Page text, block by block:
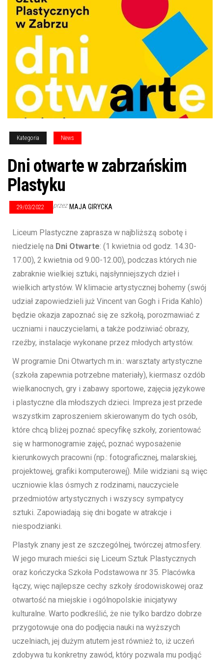
Kategoria News
Dni otwarte w zabrzańskim
Plastyku
29/03/2022 przez MAJA GIRYCKA
Liceum Plastyczne zaprasza w najbliższą sobotę i
niedzielę na Dni Otwarte: (1 kwietnia od godz. 14.30-
17.00), 2 kwietnia od 9.00-12.00), podczas których nie
zabraknie wielkiej sztuki, najsłynniejszych dzieł i
wielkich artystów. W klimacie artystycznej bohemy (swój
udział zapowiedzieli już Vincent van Gogh i Frida Kahlo)
będzie okazja zapoznać się ze szkołą, porozmawiać z
uczniami i nauczycielami, a także podziwiać obrazy,
rzeźby, instalacje wykonane przez młodych artystów.
W programie Dni Otwartych m.in.: warsztaty artystyczne
(szkoła zapewnia potrzebne materiały), kiermasz ozdób
wielkanocnych, gry i zabawy sportowe, zajęcia językowe
i plastyczne dla młodszych dzieci. Impreza jest przede
wszystkim zaproszeniem skierowanym do tych osób,
które chcą bliżej poznać specyfikę szkoły, zorientować
się w harmonogramie zajęć, poznać wyposażenie
kierunkowych pracowni (np.: fotograficznej, malarskiej,
projektowej, grafiki komputerowej). Mile widziani są więc
uczniowie klas ósmych z rodzinami, nauczyciele
przedmiotów artystycznych i wszyscy sympatycy
sztuki. Zapowiadają się dni bogate w atrakcje i
niespodzianki.
Plastyk znany jest ze szczególnej, twórczej atmosfery.
W jego murach mieści się Liceum Sztuk Plastycznych
oraz kończycka Szkoła Podstawowa nr 35. Placówka
łączy, więc najlepsze cechy szkoły środowiskowej oraz
otwartość na miejskie i ogólnopolskie inicjatywy
kulturalne. Warto podkreślić, że nie tylko bardzo dobrze
przygotowuje ona do podjęcia nauki na wyższych
uczelniach, jej dużym atutem jest również to, iż uczeń
zdobywa tu konkretny zawód, który pozwala mu podjąć